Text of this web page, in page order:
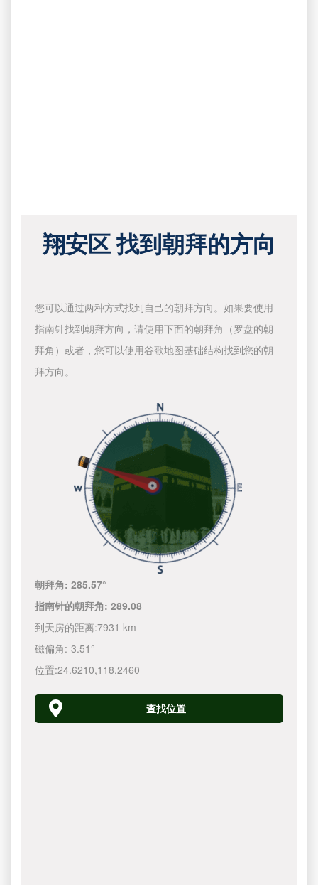
翔安区 找到朝拜的方向
您可以通过两种方式找到自己的朝拜方向。如果要使用
指南针找到朝拜方向，请使用下面的朝拜角（罗盘的朝
拜角）或者，您可以使用谷歌地图基础结构找到您的朝
拜方向。
朝拜角:285.57°
指南针的朝拜角:289.08
到天房的距离:7931 km
磁偏角:-3.51°
位置:24.6210,118.2460
查找位置